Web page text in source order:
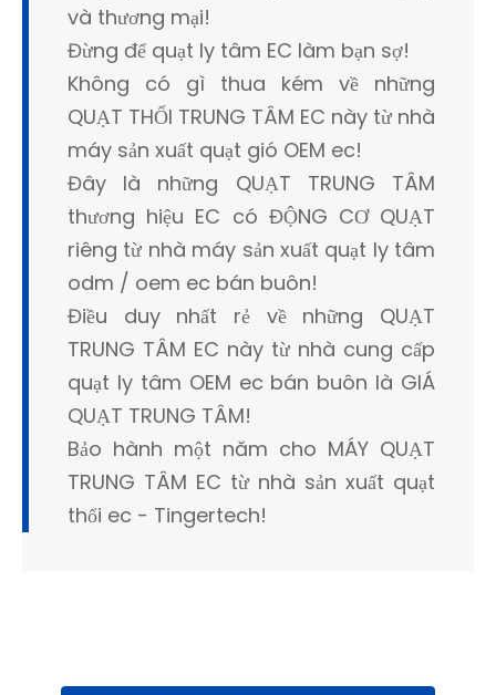
và thương mại!
Đừng để quạt ly tâm EC làm bạn sợ!
Không có gì thua kém về những
QUẠT THỔI TRUNG TÂM EC này từ nhà
máy sản xuất quạt gió OEM ec!
Đây là những QUẠT TRUNG TÂM
thương hiệu EC có ĐỘNG CƠ QUẠT
riêng từ nhà máy sản xuất quạt ly tâm
odm / oem ec bán buôn!
Điều duy nhất rẻ về những QUẠT
TRUNG TÂM EC này từ nhà cung cấp
quạt ly tâm OEM ec bán buôn là GIÁ
QUẠT TRUNG TÂM!
Bảo hành một năm cho MÁY QUẠT
TRUNG TÂM EC từ nhà sản xuất quạt
thổi ec - Tingertech!